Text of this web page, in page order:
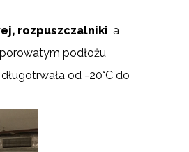
rozpuszczalniki, a
podłożu
od -20°C do